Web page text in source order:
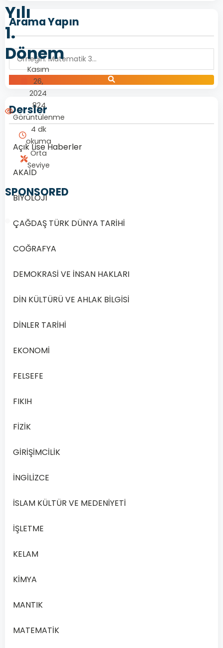
Yılı
1.
Dönem
Kasım
26,
2024
824
Görüntülenme
4 dk
okuma
Orta
Seviye
SPONSORED
Genel
varlığın
olduğunu,
ve
ele
ve
felsefe
disiplini
hangisidir?
B Sanat
C Ahlak
Arama Yapın
Dersler
Açık Lise Haberler
AKAİD
BİYOLOJİ
ÇAĞDAŞ TÜRK DÜNYA TARİHİ
COĞRAFYA
DEMOKRASİ VE İNSAN HAKLARI
DİN KÜLTÜRÜ VE AHLAK BİLGİSİ
DİNLER TARİHİ
EKONOMİ
FELSEFE
FIKIH
FİZİK
GİRİŞİMCİLİK
İNGİLİZCE
İSLAM KÜLTÜR VE MEDENİYETİ
İŞLETME
KELAM
KİMYA
MANTIK
MATEMATİK